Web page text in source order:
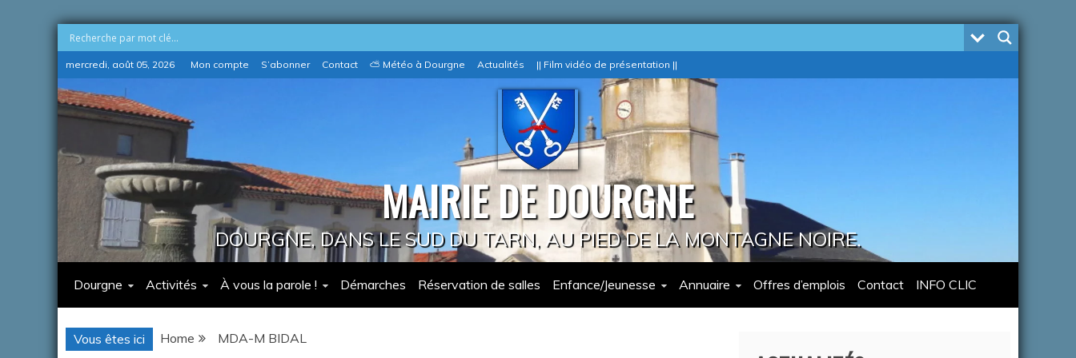
Skip
to
content
mercredi, août 05, 2026 Mon compte S’abonner Contact ⛅ Météo à Dourgne Actualités || Film vidéo de présentation ||
MAIRIE DE DOURGNE
DOURGNE, DANS LE SUD DU TARN, AU PIED DE LA MONTAGNE NOIRE.
Dourgne Activités À vous la parole ! Démarches Réservation de salles Enfance/Jeunesse Annuaire Offres d’emplois Contact INFO CLIC
Vous êtes ici Home MDA-M BIDAL